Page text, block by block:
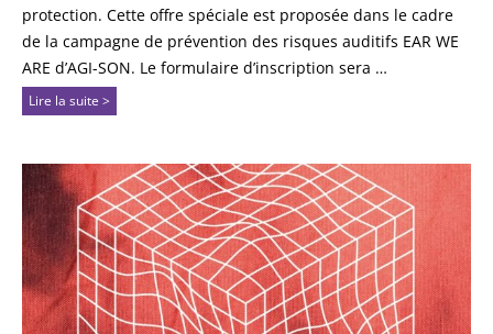
protection. Cette offre spéciale est proposée dans le cadre
de la campagne de prévention des risques auditifs EAR WE
ARE d’AGI-SON. Le formulaire d’inscription sera …
Lire la suite >